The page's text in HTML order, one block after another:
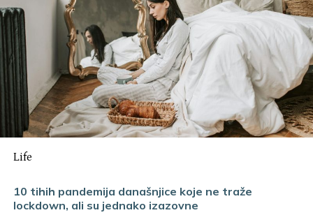
Life
10 tihih pandemija današnjice koje ne traže
lockdown, ali su jednako izazovne